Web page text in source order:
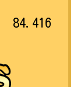
84.416